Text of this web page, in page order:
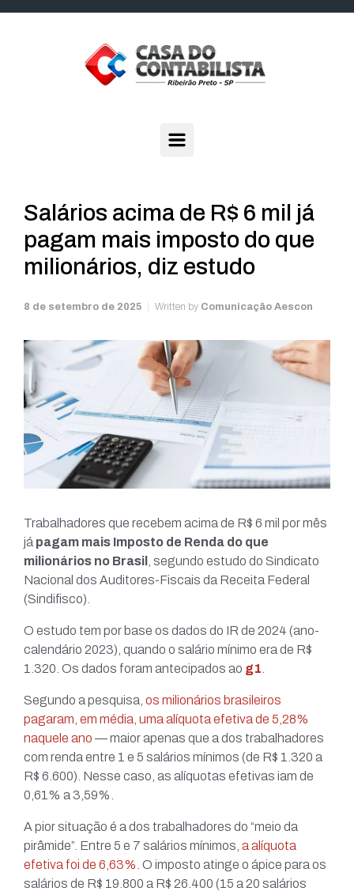
Salários acima de R$ 6 mil já
pagam mais imposto do que
milionários, diz estudo
8 de setembro de 2025 Written by Comunicação Aescon
Trabalhadores que recebem acima de R$ 6 mil por mês
já pagam mais Imposto de Renda do que
milionários no Brasil
, segundo estudo do Sindicato
Nacional dos Auditores-Fiscais da Receita Federal
(Sindifisco).
O estudo tem por base os dados do IR de 2024 (ano-
calendário 2023), quando o salário mínimo era de R$
1.320. Os dados foram antecipados ao g1
Segundo a pesquisa, os milionários brasileiros
pagaram, em média, uma alíquota efetiva de 5,28%
naquele ano — maior apenas que a dos trabalhadores
com renda entre 1 e 5 salários mínimos (de R$ 1.320 a
R$ 6.600). Nesse caso, as alíquotas efetivas iam de
0,61% a 3,59%.
A pior situação é a dos trabalhadores do “meio da
pirâmide”. Entre 5 e 7 salários mínimos, a alíquota
efetiva foi de 6,63%. O imposto atinge o ápice para os
salários de R$ 19.800 a R$ 26.400 (15 a 20 salários